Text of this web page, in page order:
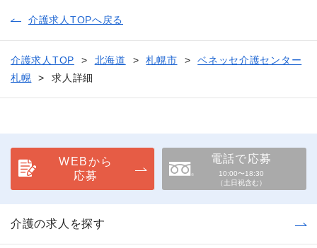
介護求人TOPへ戻る
介護求人TOP 北海道 札幌市
ベネッセ介護センター
札幌
求人詳細
WEBから
応募
電話で応募
10:00〜18:30
（土日祝含む）
介護の求人を探す